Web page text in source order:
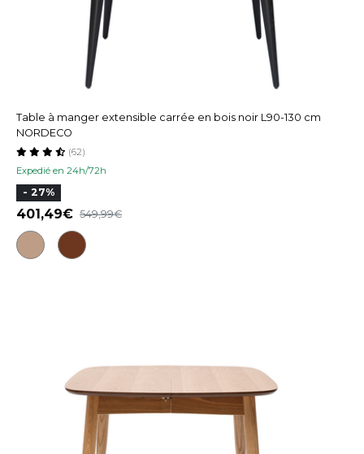
Table à manger extensible carrée en bois noir L90-130 cm
NORDECO
Expedié en 24h/72h
(62)
- 27%
401,49 549,99